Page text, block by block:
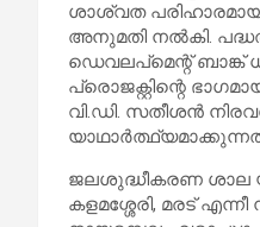
ശാശ്വത
അനുമതി നല്‍കി.
ഡെവലപ്മെന്റ്
പ്രൊജക്റ്റിന്റെ
വി.ഡി. സതീശന്‍
ജലശുദ്ധീകരണ ശാല
കളമശ്ശേരി, മരട്